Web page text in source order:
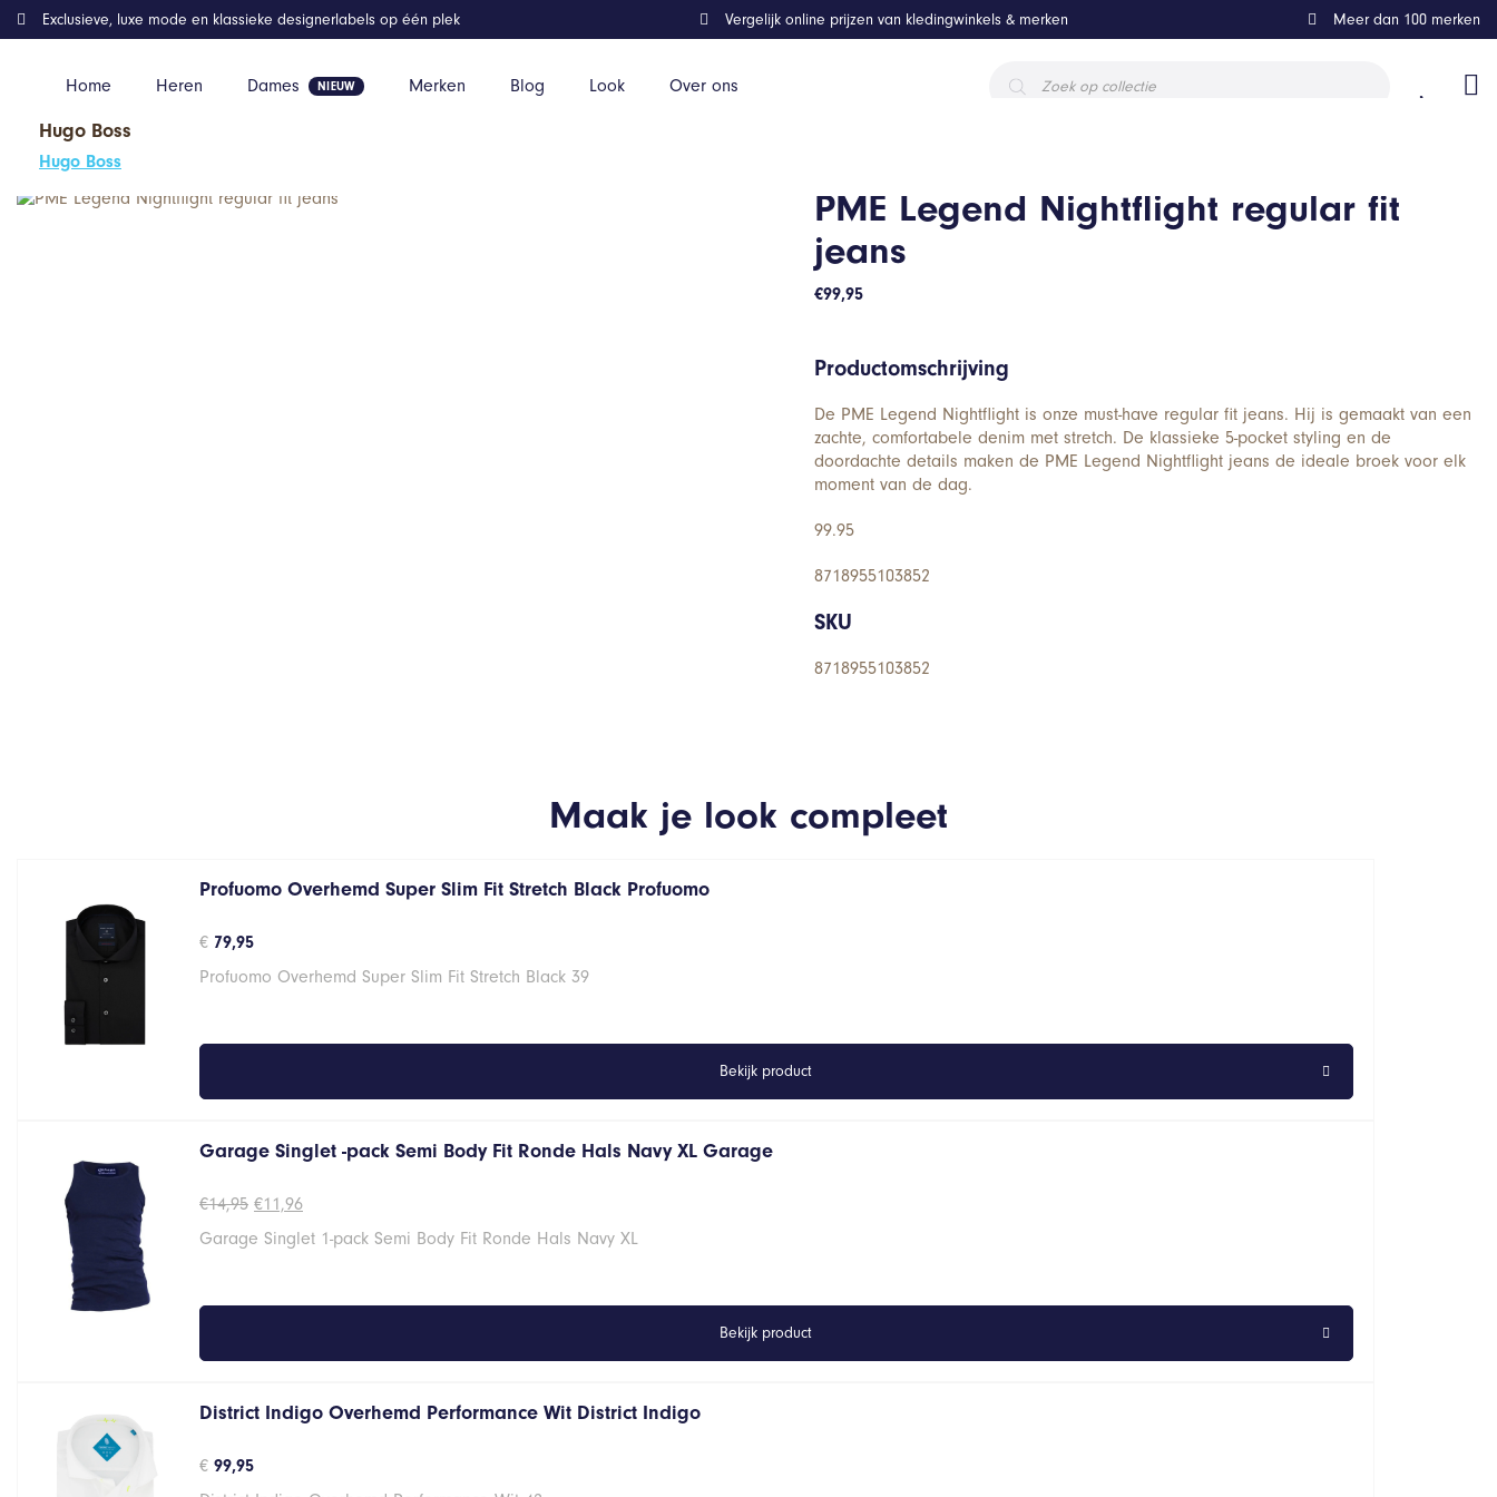
Home Heren Dames Merken Blog Look Over ons
zoeken
Exclusieve, luxe mode en klassieke designerlabels op één plek Vergelijk online prijzen van kledingwinkels & merken Meer dan 100 merken
Hugo Boss
Hugo Boss
Home Kleding
PME Legend Nightflight regular fit
jeans
€99,95
Productomschrijving
De PME Legend Nightflight is onze must-have regular fit jeans. Hij is gemaakt van een
zachte, comfortabele denim met stretch. De klassieke 5-pocket styling en de
doordachte details maken de PME Legend Nightflight jeans de ideale broek voor elk
moment van de dag.
99.95
8718955103852
SKU
8718955103852
Maak je look compleet
Profuomo Overhemd Super Slim Fit Stretch Black Profuomo
€ 79,95
Profuomo Overhemd Super Slim Fit Stretch Black 39
Bekijk product
Garage Singlet -pack Semi Body Fit Ronde Hals Navy XL Garage
€14,95 Oorspronkelijke
was:
€11,96Huidige
is:
Garage Singlet 1-pack Semi Body Fit Ronde Hals Navy XL
Bekijk product
District Indigo Overhemd Performance Wit District Indigo
€ 99,95